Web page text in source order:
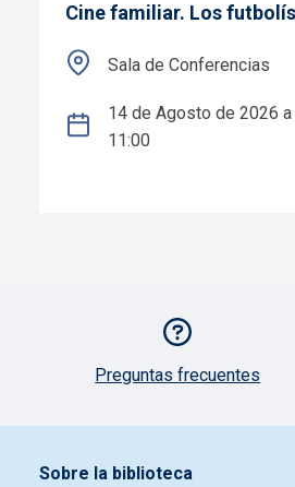
Cine familiar. Los
Sala de Conferencias
14 de Agosto de 2026 a
11:00
Preguntas frecuentes
Sobre la biblioteca